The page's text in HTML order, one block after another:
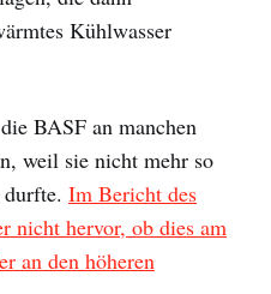
Kühlwasser
BASF an manchen
weil sie nicht mehr so
Im Bericht des
nicht hervor, ob dies am
an den höheren